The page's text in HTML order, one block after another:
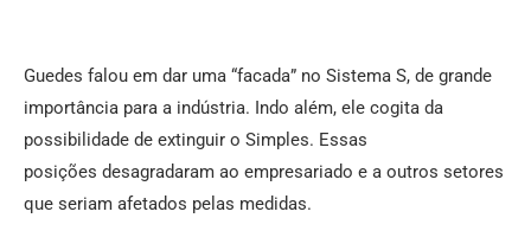
Guedes falou em dar uma “facada” no Sistema S, de grande
importância para a indústria. Indo além, ele cogita da
possibilidade de extinguir o Simples. Essas
posições desagradaram ao empresariado e a outros setores
que seriam afetados pelas medidas.